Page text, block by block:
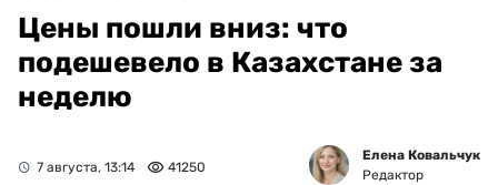
Цены пошли вниз: что
подешевело в Казахстане за
неделю
7 августа, 13:14 41250
Елена Ковальчук
Редактор